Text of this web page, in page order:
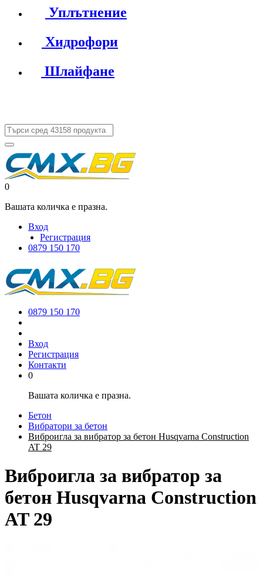
Уплътнение
Хидрофори
Шлайфане
0
Вашата количка е празна.
Вход
Регистрация
0879 150 170
0879 150 170
Вход
Регистрация
Контакти
0
Вашата количка е празна.
Бетон
Вибратори за бетон
Виброигла за вибратор за бетон Husqvarna Construction
AT 29
Виброигла за вибратор за
бетон Husqvarna Construction
AT 29